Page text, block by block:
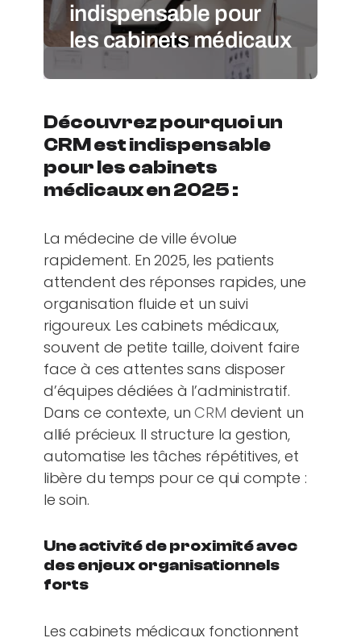
indispensable pour
les cabinets médicaux
Découvrez pourquoi un
CRM est indispensable
pour les cabinets
médicaux en 2025 :
La médecine de ville évolue
rapidement. En 2025, les patients
attendent des réponses rapides, une
organisation fluide et un suivi
rigoureux. Les cabinets médicaux,
souvent de petite taille, doivent faire
face à ces attentes sans disposer
d’équipes dédiées à l’administratif.
Dans ce contexte, unCRM devient un
allié précieux. Il structure la gestion,
automatise les tâches répétitives, et
libère du temps pour ce qui compte :
le soin.
Une activité de proximité avec
des enjeux organisationnels
forts
Les cabinets médicaux fonctionnent